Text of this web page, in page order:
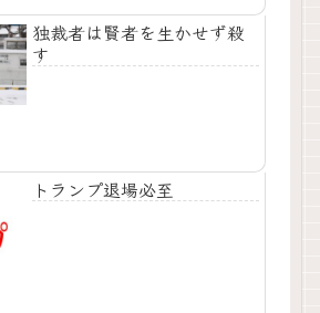
独裁者は賢者を生かせず殺
す
トランプ退場必至